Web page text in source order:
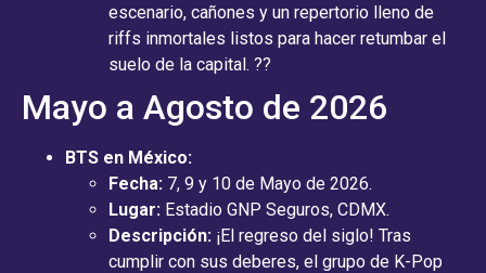
escenario, cañones y un repertorio lleno de
riffs inmortales listos para hacer retumbar el
suelo de la capital. ??
Mayo a Agosto de 2026
BTS en México:
Fecha: 7, 9 y 10 de Mayo de 2026.
Lugar: Estadio GNP Seguros, CDMX.
Descripción: ¡El regreso del siglo! Tras
cumplir con sus deberes, el grupo de K-Pop